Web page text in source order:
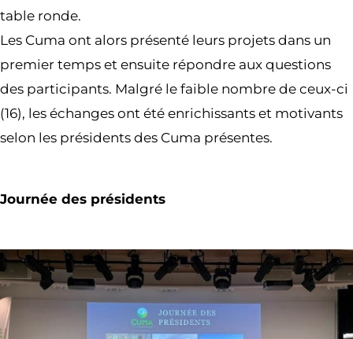
table ronde.
Les Cuma ont alors présenté leurs projets dans un
premier temps et ensuite répondre aux questions
des participants. Malgré le faible nombre de ceux-ci
(16), les échanges ont été enrichissants et motivants
selon les présidents des Cuma présentes.
Journée des présidents